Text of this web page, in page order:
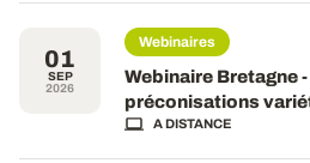
01
SEP
2026
Webinaires
Webinaire Bretagne
préconisations
A DISTANCE